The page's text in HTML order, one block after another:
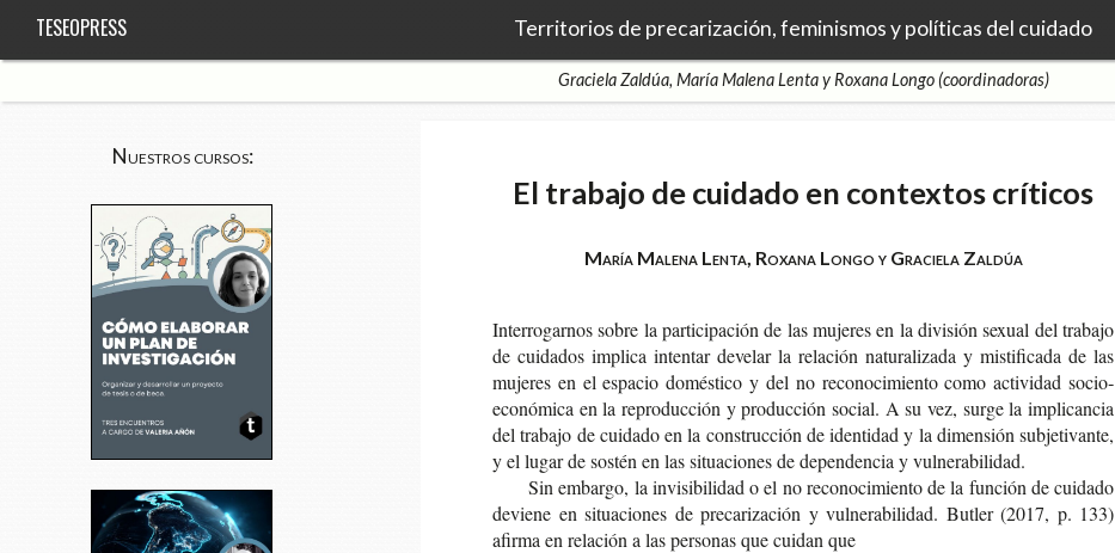
Territorios de precarización, feminismos y políticas del cuidado
TESEOPRESS
Graciela Zaldúa, María Malena Lenta y Roxana Longo (coordinadoras)
Nuestros cursos:
El trabajo de cuidado en contextos críticos
María Malena Lenta, Roxana Longo y Graciela Zaldúa
Inte­rro­gar­nos sobre la par­ti­ci­pa­ción de las muje­res en la divi­sión sexual del tra­ba­jo
de cui­da­dos impli­ca inten­tar deve­lar la rela­ción natu­ra­li­za­da y mis­ti­fi­ca­da de las
muje­res en el espa­cio domés­ti­co y del no reco­no­ci­mien­to como acti­vi­dad socio­
eco­nó­mi­ca en la repro­duc­ción y pro­duc­ción social. A su vez, surge la impli­can­cia
del tra­ba­jo de cui­da­do en la cons­truc­ción de iden­ti­dad y la dimen­sión sub­je­ti­van­te,
y el lugar de sos­tén en las situa­cio­nes de depen­den­cia y vulnerabilidad.
Sin embar­go, la invi­si­bi­li­dad o el no reco­no­ci­mien­to de la fun­ción de cui­da­do
devie­ne en situa­cio­nes de pre­ca­ri­za­ción y vul­ne­ra­bi­li­dad. Butler (2017, p. 133)
afir­ma en rela­ción a las per­so­nas que cui­dan que